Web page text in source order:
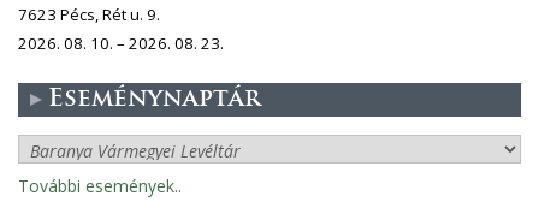
7623 Pécs, Rét u. 9.
2026. 08. 10. – 2026. 08. 23.
Eseménynaptár
További események..